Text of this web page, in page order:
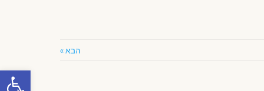
פתח
הבא »